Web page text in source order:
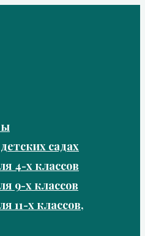
садах
4-х классов
9-х классов
11-х классов,